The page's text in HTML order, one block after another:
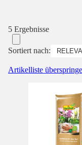
5 Ergebnisse
Sortiert nach:
Artikelliste